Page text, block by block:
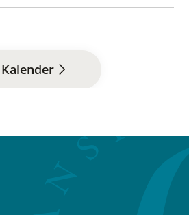
Kalender